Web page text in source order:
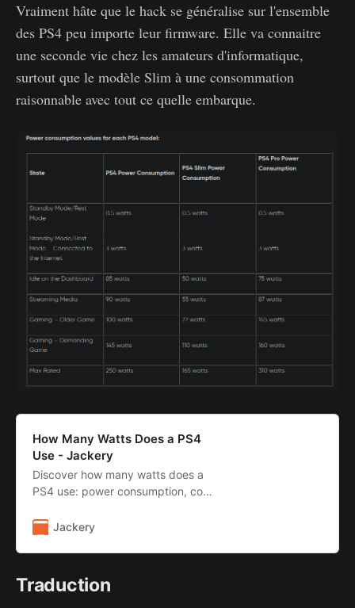
Vraiment hâte que le hack se généralise sur l'ensemble
des PS4 peu importe leur firmware. Elle va connaitre
une seconde vie chez les amateurs d'informatique,
surtout que le modèle Slim à une consommation
raisonnable avec tout ce quelle embarque.
How Many Watts Does a PS4
Use - Jackery
Discover how many watts does a
PS4 use: power consumption, cost,
Jackery.
Jackery
Traduction